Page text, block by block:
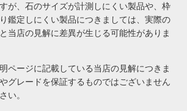
が、石のサイズが計測しにくい製品や、枠
鑑定しにくい製品につきましては、実際の
当店の見解に差異が生じる可能性がありま
ページに記載している当店の見解につきま
グレードを保証するものではございません
い。